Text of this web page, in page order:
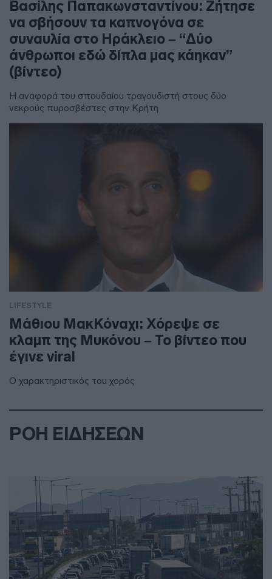
Βασίλης Παπακωνσταντίνου: Ζήτησε
να σβήσουν τα καπνογόνα σε
συναυλία στο Ηράκλειο – “Δύο
άνθρωποι εδώ δίπλα μας κάηκαν”
(βίντεο)
Η αναφορά του σπουδαίου τραγουδιστή στους δύο
νεκρούς πυροσβέστες στην Κρήτη
LIFESTYLE
Μάθιου ΜακΚόναχι: Χόρεψε σε
κλαμπ της Μυκόνου – Το βίντεο που
έγινε viral
Ο χαρακτηριστικός του χορός
ΡΟΗ ΕΙΔΗΣΕΩΝ